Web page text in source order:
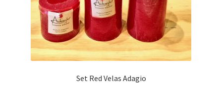
Set Red Velas Adagio